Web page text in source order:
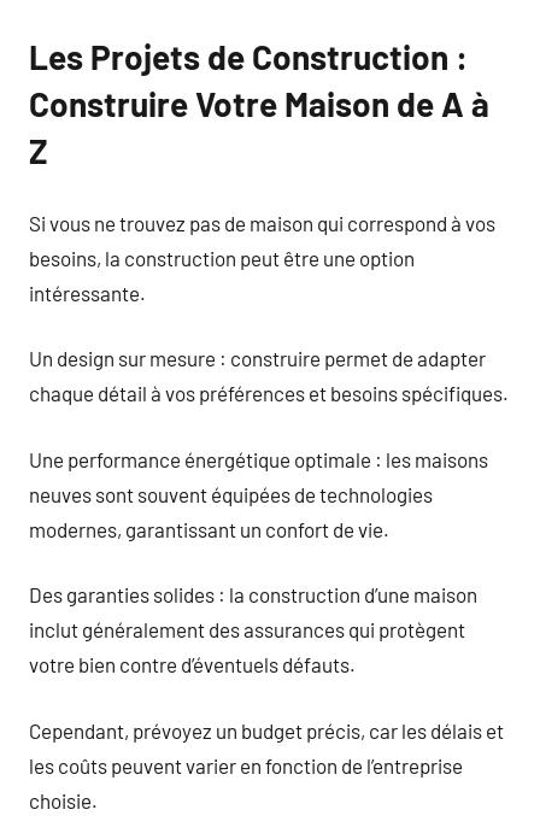
Les Projets de Construction :
Construire Votre Maison de A à
Z
Si vous ne trouvez pas de maison qui correspond à vos
besoins, la construction peut être une option
intéressante.
Un design sur mesure : construire permet de adapter
chaque détail à vos préférences et besoins spécifiques.
Une performance énergétique optimale : les maisons
neuves sont souvent équipées de technologies
modernes, garantissant un confort de vie.
Des garanties solides : la construction d’une maison
inclut généralement des assurances qui protègent
votre bien contre d’éventuels défauts.
Cependant, prévoyez un budget précis, car les délais et
les coûts peuvent varier en fonction de l’entreprise
choisie.